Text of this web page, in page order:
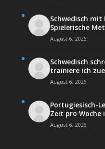
Schwedisch mit
Spielerische
August 6, 2026
Schwedisch
trainiere ich
August 6, 2026
Portugiesisch-
Zeit pro Woche
August 6, 2026